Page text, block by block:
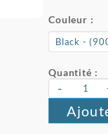
Couleur :
Quantité :
-